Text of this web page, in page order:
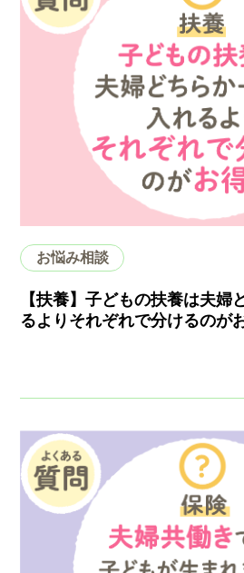
お悩み相談
【扶養】子どもの扶養は夫婦
るよりそれぞれで分けるのが